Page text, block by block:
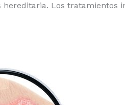
Los tratamientos